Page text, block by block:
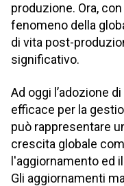
produzione. Ora,
fenomeno della
di vita post-
significativo.
Ad oggi l’adozione
efficace per la
può rappresentare
crescita globale
l'aggiornamento ed
Gli aggiornamenti